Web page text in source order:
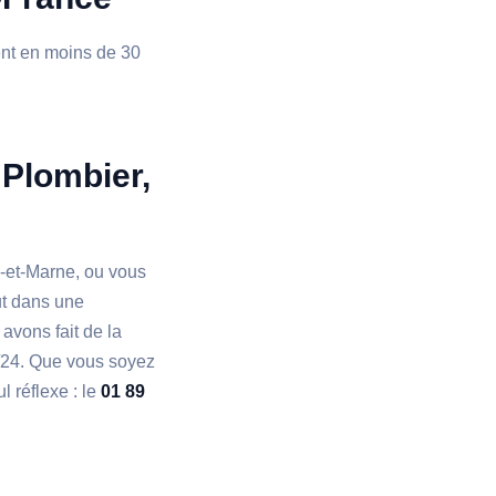
en moins de 30
Marne, ou vous
dans une
avons fait de la
Que vous soyez
réflexe : le01 89